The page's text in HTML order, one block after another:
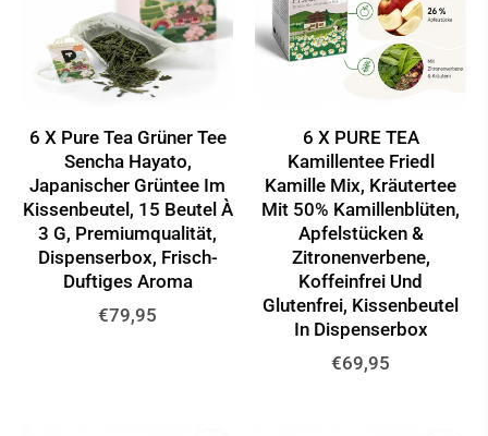
6 X Pure Tea Grüner Tee
Sencha Hayato,
Japanischer Grüntee Im
Kissenbeutel, 15 Beutel À
3 G, Premiumqualität,
Dispenserbox, Frisch-
Duftiges Aroma
Normaler
€79,95
6 X PURE TEA
Kamillentee Friedl
Kamille Mix, Kräutertee
Mit 50% Kamillenblüten,
Apfelstücken &
Zitronenverbene,
Koffeinfrei Und
Glutenfrei, Kissenbeutel
In Dispenserbox
Normaler
€69,95